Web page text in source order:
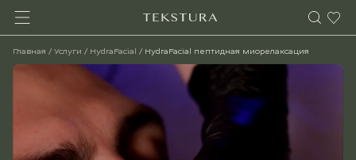
Главная / Услуги / HydraFacial / HydraFacial пептидная миорелаксация